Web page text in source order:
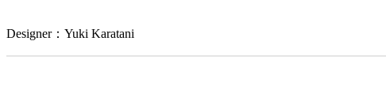
Designer：Yuki Karatani